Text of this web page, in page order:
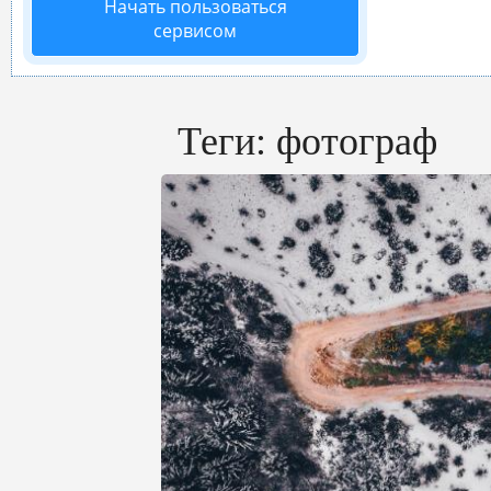
Начать пользоваться
сервисом
Теги: фотограф